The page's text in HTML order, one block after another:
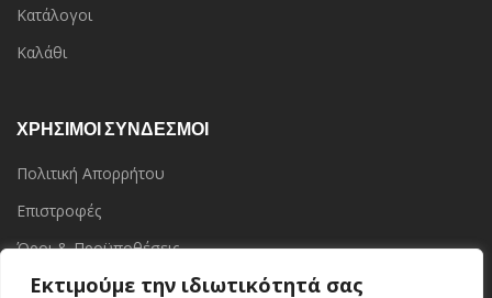
Εκτιμούμε την ιδιωτικότητά σας
Κατάλογοι
Καλάθι
ΧΡΗΣΙΜΟΙ ΣΥΝΔΕΣΜΟΙ
Πολιτική Απορρήτου
Επιστροφές
Όροι & Προϋποθέσεις
Επικοινωνία